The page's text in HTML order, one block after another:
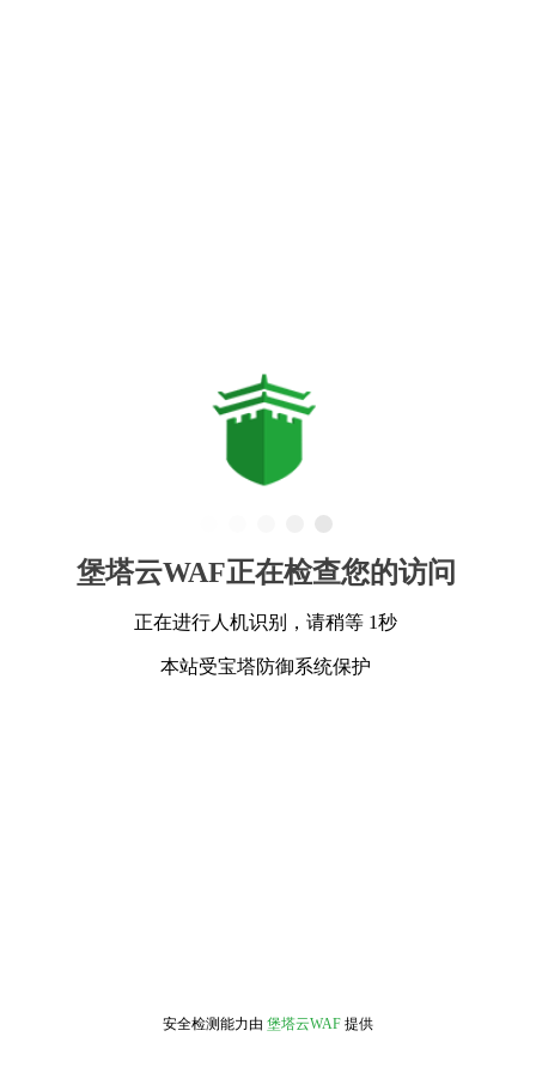
堡塔云WAF正在检查您的访问
正在进行人机识别，请稍等 1秒
本站受宝塔防御系统保护
安全检测能力由 堡塔云WAF 提供